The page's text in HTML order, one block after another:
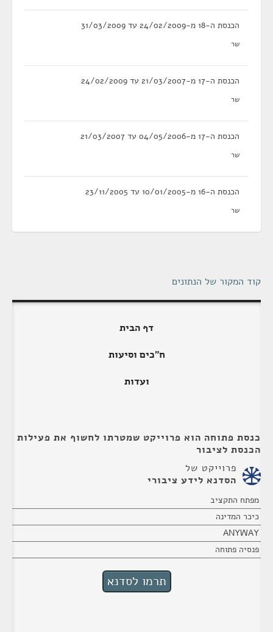
הכנסת ה-18 מ-24/02/2009 עד 31/03/2009
שר
הכנסת ה-17 מ-21/03/2007 עד 24/02/2009
שר
הכנסת ה-17 מ-04/05/2006 עד 21/03/2007
שר
הכנסת ה-16 מ-10/01/2005 עד 23/11/2005
שר
קוד המקור של הנתונים
דף הבית
ח"כים וסיעות
ועדות
כנסת פתוחה הוא פרוייקט שמטרתו לחשוף את פעילות
הכנסת לציבור
פרוייקט של
הסדנא לידע ציבורי
מפתח התקציב
כיכר המדינה
ANYWAY
פנסיה פתוחה